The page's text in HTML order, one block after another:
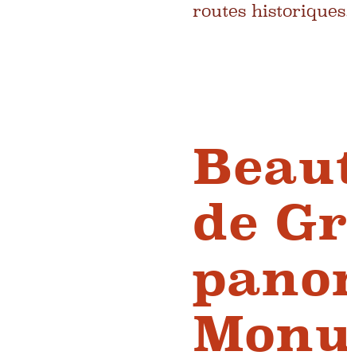
routes
de